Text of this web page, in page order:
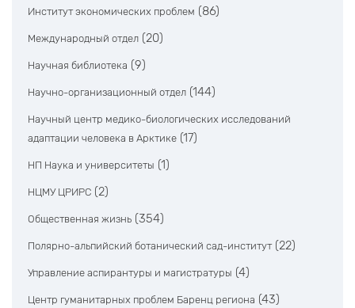
Институт экономических проблем (86)
Международный отдел (20)
Научная библиотека (9)
Научно-организационный отдел (144)
Научный центр медико-биологических исследований
адаптации человека в Арктике (17)
НП Наука и университеты (1)
НЦМУ ЦРИРС (2)
Общественная жизнь (354)
Полярно-альпийский ботанический сад-институт (22)
Управление аспирантуры и магистратуры (4)
Центр гуманитарных проблем Баренц региона (43)